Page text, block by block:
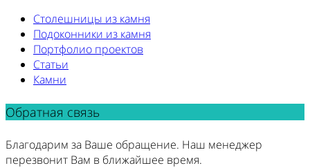
Столешницы из камня
Подоконники из камня
Портфолио проектов
Статьи
Камни
Обратная связь
Благодарим за Ваше обращение. Наш менеджер
перезвонит Вам в ближайшее время.